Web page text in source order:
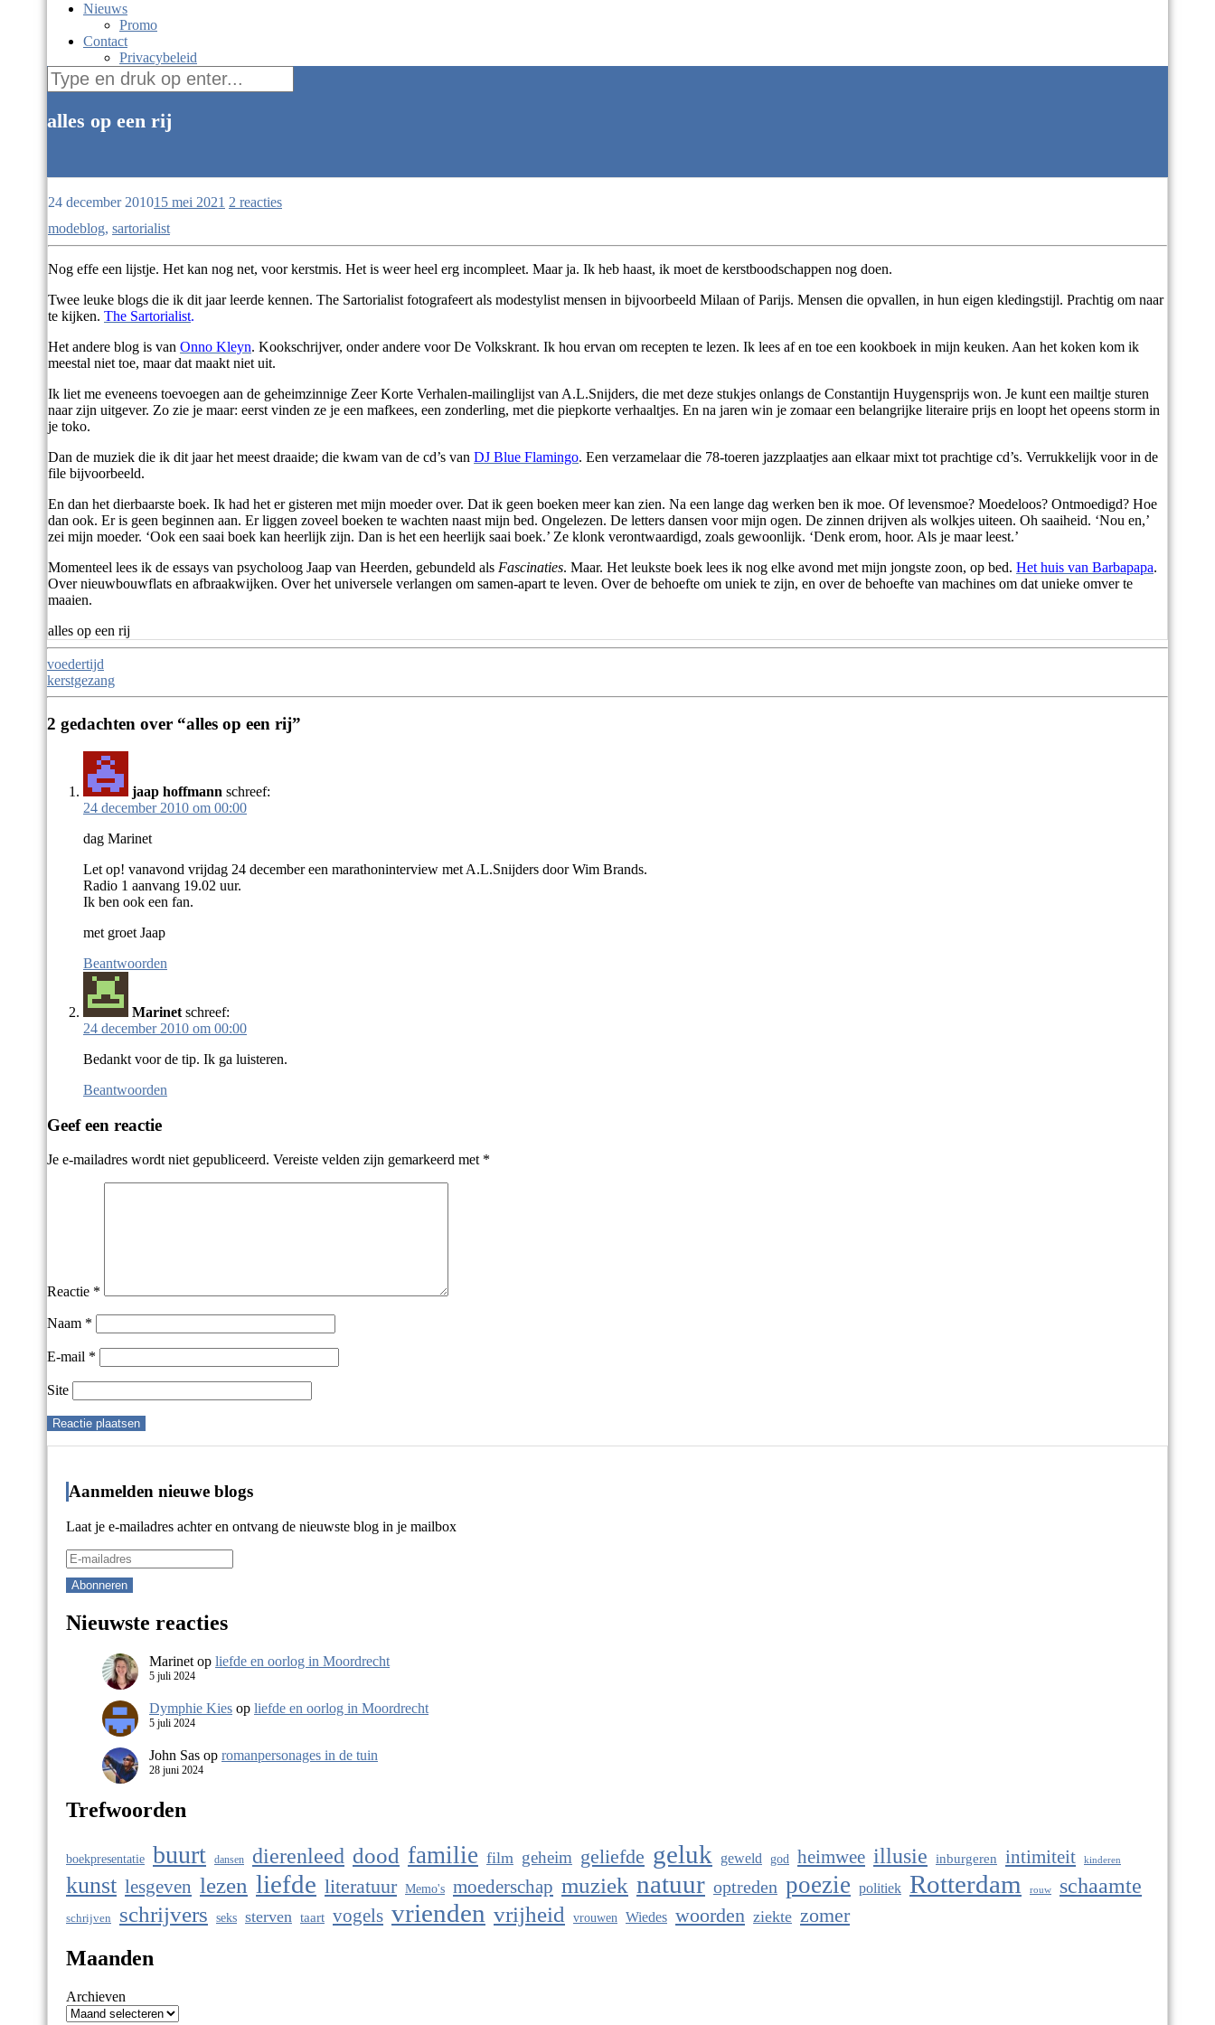
Nieuws
Promo
Contact
Privacybeleid
Zoek
naar:
alles op een rij
24 december 201015 mei 2021 2 reacties
modeblog, sartorialist
Nog effe een lijstje. Het kan nog net, voor kerstmis. Het is weer heel erg incompleet. Maar ja. Ik heb haast, ik moet de kerstboodschappen nog doen.
Twee leuke blogs die ik dit jaar leerde kennen. The Sartorialist fotografeert als modestylist mensen in bijvoorbeeld Milaan of Parijs. Mensen die opvallen, in hun eigen kledingstijl. Prachtig om naar
te kijken. The Sartorialist.
Het andere blog is van Onno Kleyn. Kookschrijver, onder andere voor De Volkskrant. Ik hou ervan om recepten te lezen. Ik lees af en toe een kookboek in mijn keuken. Aan het koken kom ik
meestal niet toe, maar dat maakt niet uit.
Ik liet me eveneens toevoegen aan de geheimzinnige Zeer Korte Verhalen-mailinglijst van A.L.Snijders, die met deze stukjes onlangs de Constantijn Huygensprijs won. Je kunt een mailtje sturen
naar zijn uitgever. Zo zie je maar: eerst vinden ze je een mafkees, een zonderling, met die piepkorte verhaaltjes. En na jaren win je zomaar een belangrijke literaire prijs en loopt het opeens storm in
je toko.
Dan de muziek die ik dit jaar het meest draaide; die kwam van de cd’s van DJ Blue Flamingo. Een verzamelaar die 78-toeren jazzplaatjes aan elkaar mixt tot prachtige cd’s. Verrukkelijk voor in de
file bijvoorbeeld.
En dan het dierbaarste boek. Ik had het er gisteren met mijn moeder over. Dat ik geen boeken meer kan zien. Na een lange dag werken ben ik moe. Of levensmoe? Moedeloos? Ontmoedigd? Hoe
dan ook. Er is geen beginnen aan. Er liggen zoveel boeken te wachten naast mijn bed. Ongelezen. De letters dansen voor mijn ogen. De zinnen drijven als wolkjes uiteen. Oh saaiheid. ‘Nou en,’
zei mijn moeder. ‘Ook een saai boek kan heerlijk zijn. Dan is het een heerlijk saai boek.’ Ze klonk verontwaardigd, zoals gewoonlijk. ‘Denk erom, hoor. Als je maar leest.’
Momenteel lees ik de essays van psycholoog Jaap van Heerden, gebundeld als Fascinaties. Maar. Het leukste boek lees ik nog elke avond met mijn jongste zoon, op bed. Het huis van Barbapapa.
Over nieuwbouwflats en afbraakwijken. Over het universele verlangen om samen-apart te leven. Over de behoefte om uniek te zijn, en over de behoefte van machines om dat unieke omver te
maaien.
alles op een rij
Berichtnavigatie
voedertijd
kerstgezang
2 gedachten over “alles op een rij”
jaap hoffmann schreef:
24 december 2010 om 00:00
dag Marinet
Let op! vanavond vrijdag 24 december een marathoninterview met A.L.Snijders door Wim Brands.
Radio 1 aanvang 19.02 uur.
Ik ben ook een fan.
met groet Jaap
Beantwoorden
Marinet schreef:
24 december 2010 om 00:00
Bedankt voor de tip. Ik ga luisteren.
Beantwoorden
Geef een reactie
Je e-mailadres wordt niet gepubliceerd. Vereiste velden zijn gemarkeerd met *
Reactie *
Naam *
E-mail *
Site
Aanmelden nieuwe blogs
Laat je e-mailadres achter en ontvang de nieuwste blog in je mailbox
Nieuwste reacties
Marinet op liefde en oorlog in Moordrecht
5 juli 2024
Dymphie Kies op liefde en oorlog in Moordrecht
5 juli 2024
John Sas op romanpersonages in de tuin
28 juni 2024
Trefwoorden
boekpresentatie buurt dansen dierenleed dood familie film geheim geliefde geluk geweld god heimwee illusie inburgeren intimiteit kinderen
kunst lesgeven lezen liefde literatuur Memo's moederschap muziek natuur optreden poezie politiek Rotterdam rouw schaamte
schrijven schrijvers seks sterven taart vogels vrienden vrijheid vrouwen Wiedes woorden ziekte zomer
Maanden
Archieven